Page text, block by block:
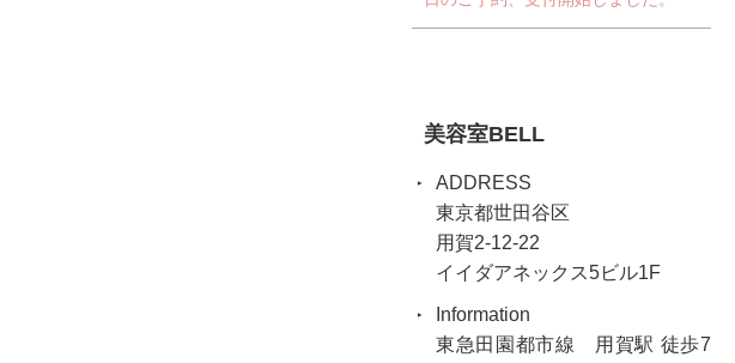
美容室BELL
ADDRESS
東京都世田谷区
用賀2-12-22
イイダアネックス5ビル1F
Information
東急田園都市線 用賀駅 徒歩7